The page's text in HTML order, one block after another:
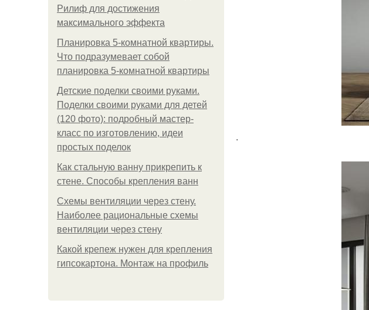
Рилиф для достижения
максимального эффекта
Планировка 5-комнатной квартиры.
Что подразумевает собой
планировка 5-комнатной квартиры
Детские поделки своими руками.
Поделки своими руками для детей
(120 фото): подробный мастер-
класс по изготовлению, идеи
простых поделок
Как стальную ванну прикрепить к
стене. Способы крепления ванн
Схемы вентиляции через стену.
Наиболее рациональные схемы
вентиляции через стену
Какой крепеж нужен для крепления
гипсокартона. Монтаж на профиль
.